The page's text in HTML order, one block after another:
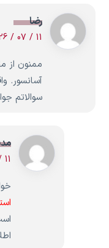
رضا
11 / 07 / 2026
ممنون از
آسانسور.
سوالاتم
11 / 07 / 2026